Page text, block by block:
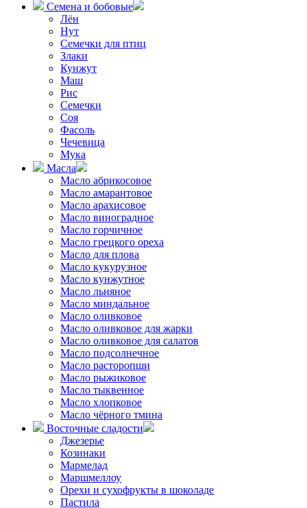
Семена и бобовые
Лён
Нут
Семечки для птиц
Злаки
Кунжут
Маш
Рис
Семечки
Соя
Фасоль
Чечевица
Мука
Масла
Масло абрикосовое
Масло амарантовое
Масло арахисовое
Масло виноградное
Масло горчичное
Масло грецкого ореха
Масло для плова
Масло кукурузное
Масло кунжутное
Масло льняное
Масло миндальное
Масло оливковое
Масло оливковое для жарки
Масло оливковое для салатов
Масло подсолнечное
Масло расторопши
Масло рыжиковое
Масло тыквенное
Масло хлопковое
Масло чёрного тмина
Восточные сладости
Джезерье
Козинаки
Мармелад
Маршмеллоу
Орехи и сухофрукты в шоколаде
Пастила